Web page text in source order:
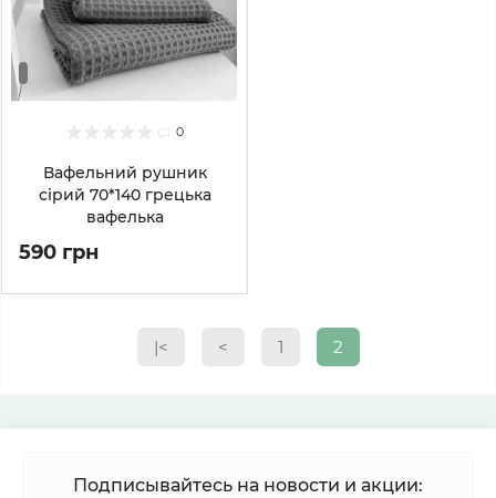
0
Вафельний рушник
сірий 70*140 грецька
вафелька
590 грн
|< < 1 2
Подписывайтесь на новости и акции: